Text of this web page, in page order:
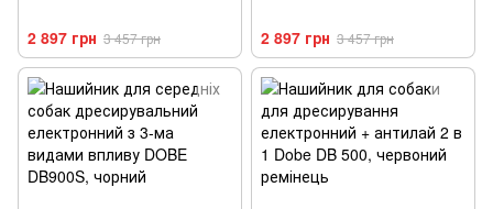
2 897 грн 3 457 грн 2 897 грн 3 457 грн